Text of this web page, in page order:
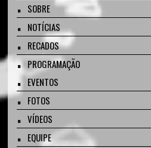
SOBRE
NOTÍCIAS
RECADOS
PROGRAMAÇÃO
EVENTOS
FOTOS
VÍDEOS
EQUIPE